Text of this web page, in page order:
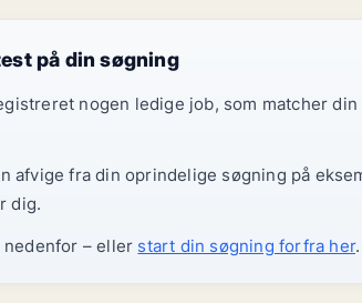
på din søgning
nogen ledige job, som matcher
afvige fra din oprindelige søgning på
dig.
nedenfor – eller start din søgning forfra her.